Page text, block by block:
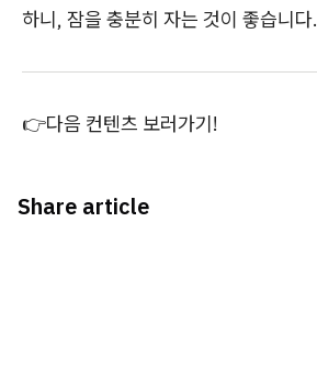
하니, 잠을 충분히 자는 것이 좋습니다.
👉다음 컨텐츠 보러가기!
Share article